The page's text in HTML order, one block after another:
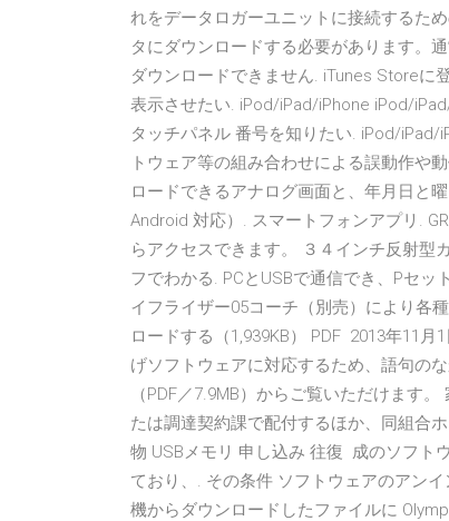
れをデータロガーユニットに接続するた
タにダウンロードする必要があります。
ダウンロードできません. iTunes Storeに
表示させたい. iPod/iPad/iPhone iPod/
タッチパネル 番号を知りたい. iPod/
トウェア等の組み合わせによる誤動作や
ロードできるアナログ画面と、年月日と
Android 対応）. スマートフォンアプリ.
らアクセスできます。 ３４インチ反射型
フでわかる. PCとUSBで通信でき、Pセ
イフライザー05コーチ（別売）により各
ロードする（1,939KB） PDF 2013年11
げソフトウェアに対応するため、語句の
（PDF／7.9MB）からご覧いただけます
たは調達契約課で配付するほか、同組合
物 USBメモリ 申し込み 往復 成のソフト
ており、. その条件 ソフトウェアのアン
機からダウンロードしたファイルに